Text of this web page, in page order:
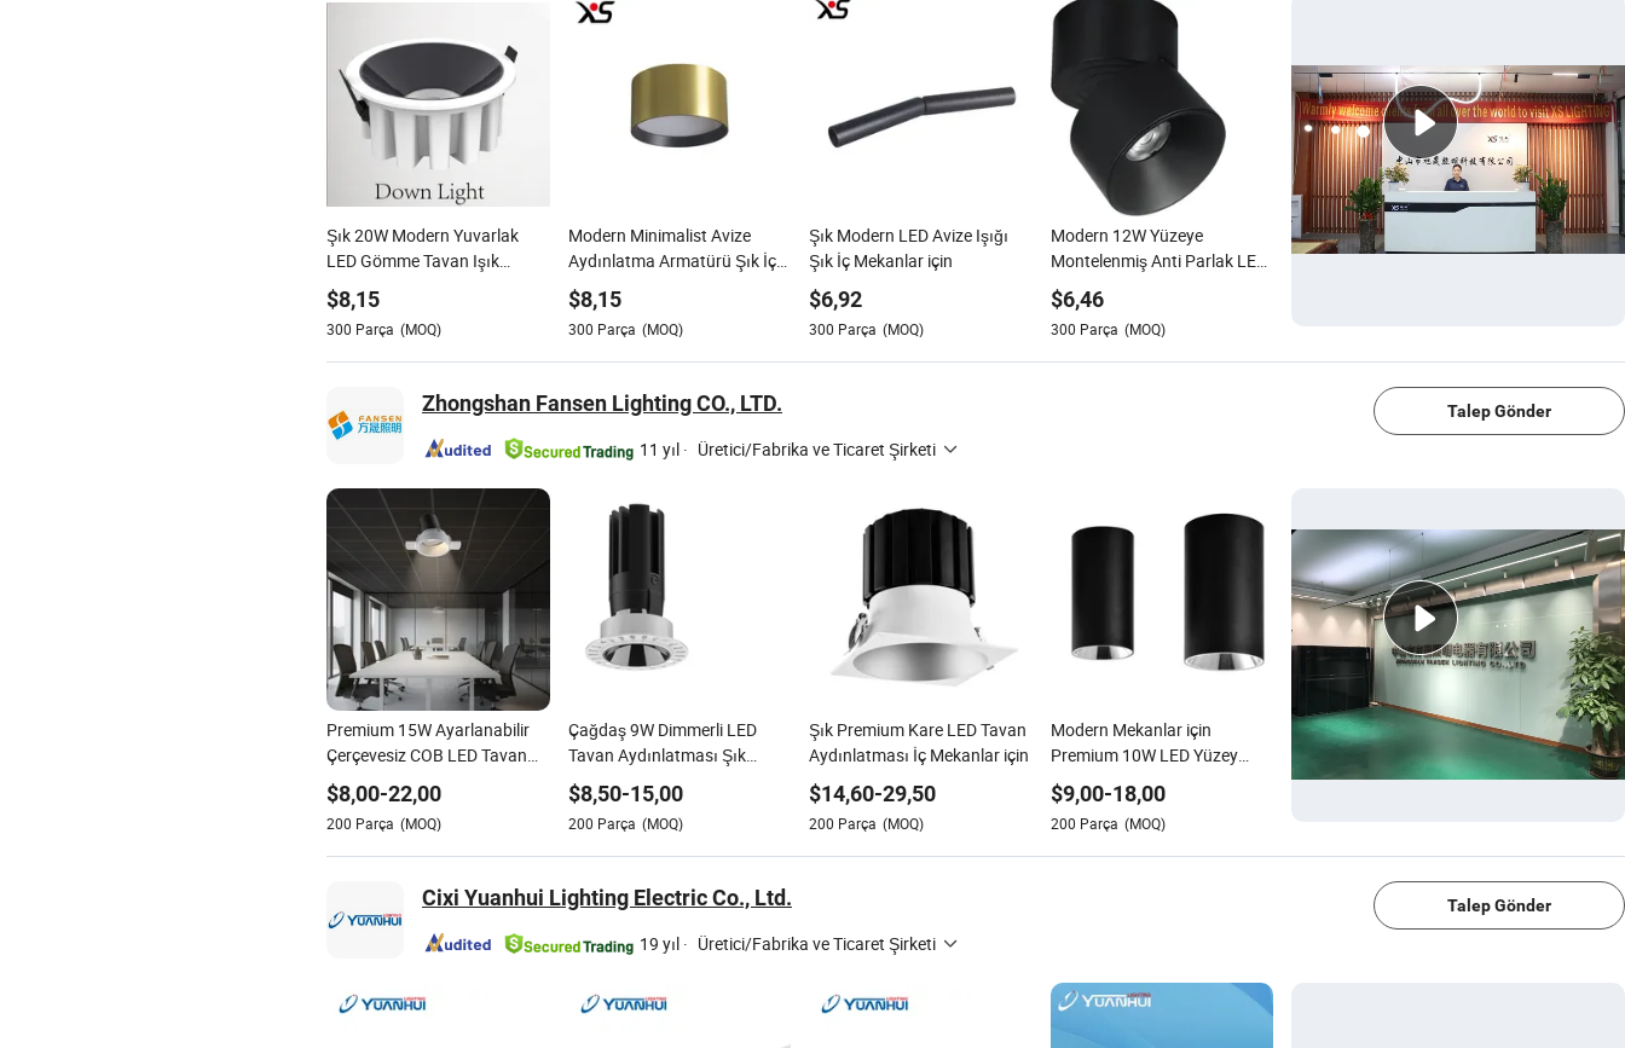
Şık 20W Modern Yuvarlak
LED Gömme Tavan Işık
Armatürü
$8,15
300 Parça (MOQ)
Modern Minimalist Avize
Aydınlatma Armatürü Şık İç
Mekanlar için
$8,15
300 Parça (MOQ)
Şık Modern LED Avize Işığı
Şık İç Mekanlar için
$6,92
300 Parça (MOQ)
Modern 12W Yüzeye
Montelenmiş Anti Parlak LED
Tavan Aydınlatma Armatürü
$6,46
300 Parça (MOQ)
Zhongshan Fansen Lighting CO., LTD.
11 yıl · Üretici/Fabrika ve Ticaret Şirketi
Talep Gönder
Premium 15W Ayarlanabilir
Çerçevesiz COB LED Tavan
Işık Armatürü Modern İç
Mekanlar için
$8,00-22,00
200 Parça (MOQ)
Çağdaş 9W Dimmerli LED
Tavan Aydınlatması Şık
Mekanlar için
$8,50-15,00
200 Parça (MOQ)
Şık Premium Kare LED Tavan
Aydınlatması İç Mekanlar için
$14,60-29,50
200 Parça (MOQ)
Modern Mekanlar için
Premium 10W LED Yüzey
Montaj Tavan Aydınlatma
Armatürü
$9,00-18,00
200 Parça (MOQ)
Cixi Yuanhui Lighting Electric Co., Ltd.
19 yıl · Üretici/Fabrika ve Ticaret Şirketi
Talep Gönder